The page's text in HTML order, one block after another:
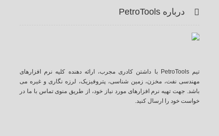
درباره PetroTools
تیم PetroTools با داشتن کادری مجرب، ارائه دهنده کلیه نرم افزارهای
مهندسی نفت، مخزن، زمین شناسی، پتروفیزیک، لرزه نگاری و غیره می
باشد. جهت تهیه نرم افزارهای مورد نیاز خود، از طریق منوی تماس با ما در
خواست خود را ارسال کنید.